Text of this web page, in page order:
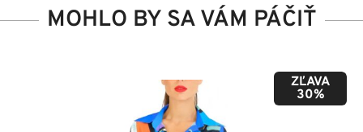
MOHLO BY SA VÁM PÁČIŤ
ZĽAVA
50%